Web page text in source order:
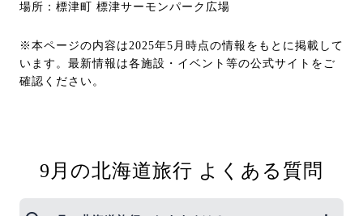
場所：標津町 標津サーモンパーク広場
※本ページの内容は2025年5月時点の情報をもとに掲載して
います。最新情報は各施設・イベント等の公式サイトをご
確認ください。
9月の北海道旅行 よくある質問